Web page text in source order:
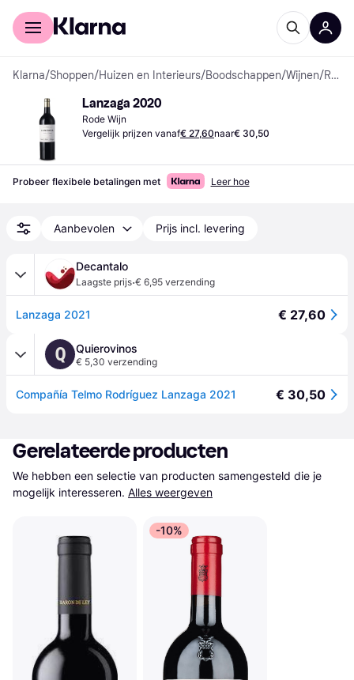
Voor shoppers
Klarna/Shoppen/Huizen en Interieurs/Boodschappen/Wijnen/ Rode Wijnen
Lanzaga 2020
Rode Wijn
Vergelijk prijzen vanaf€ 27,60naar€ 30,50
Probeer flexibele betalingen met Leer hoe
Aanbevolen Prijs incl. levering
Decantalo
Laagste prijs·€ 6,95 verzending
Lanzaga 2021 € 27,60
Q Quierovinos
€ 5,30 verzending
Compañía Telmo Rodríguez Lanzaga 2021 € 30,50
Gerelateerde producten
We hebben een selectie van producten samengesteld die je
mogelijk interesseren. Alles weergeven
-10%